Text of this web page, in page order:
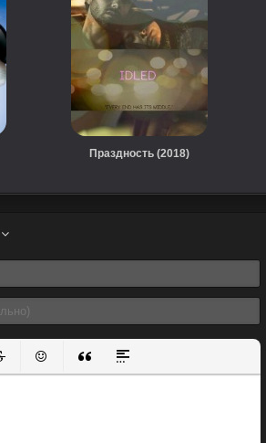
Праздность (2018)
Вставить смайлик
Вставка цитаты
Вставка спойлера